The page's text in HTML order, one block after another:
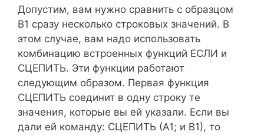
Допустим, вам нужно сравнить с образцом
В1 сразу несколько строковых значений. В
этом случае, вам надо использовать
комбинацию встроенных функций ЕСЛИ и
СЦЕПИТЬ. Эти функции работают
следующим образом. Первая функция
СЦЕПИТЬ соединит в одну строку те
значения, которые вы ей указали. Если вы
дали ей команду: СЦЕПИТЬ (А1; и В1), то